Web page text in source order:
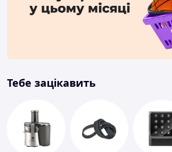
Тебе зацікавить